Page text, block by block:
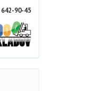
90-45